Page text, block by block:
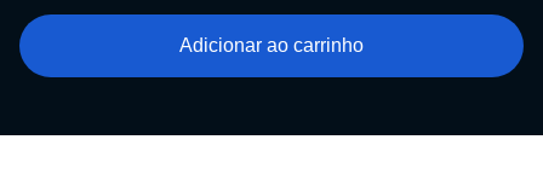
Adicionar ao carrinho